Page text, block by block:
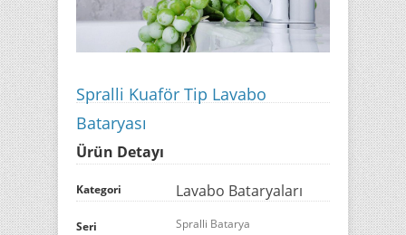
Spralli Kuaför Tip Lavabo
Bataryası
Ürün Detayı
Kategori Lavabo Bataryaları
Seri Spralli Batarya